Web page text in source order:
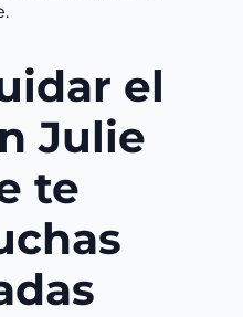
el
Julie
te